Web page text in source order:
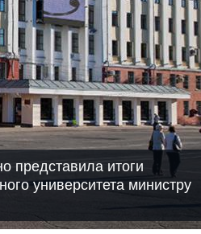
представила итоги
университета министру